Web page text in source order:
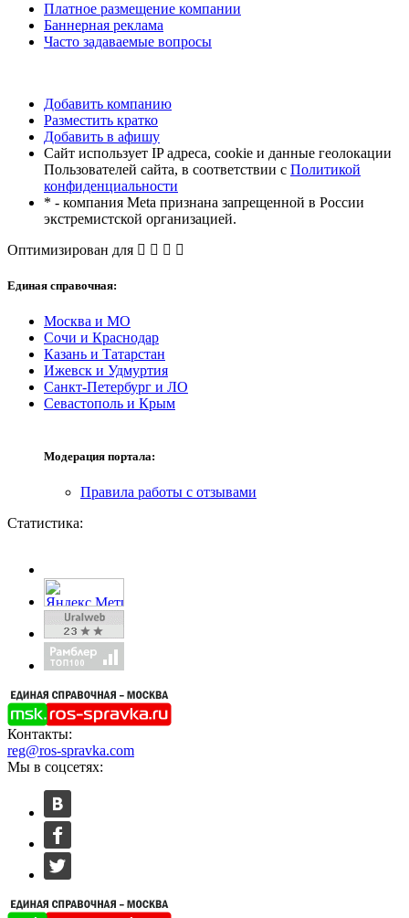
Платное размещение компании
Баннерная реклама
Часто задаваемые вопросы
Добавить компанию
Разместить кратко
Добавить в афишу
Сайт использует IP адреса, cookie и данные геолокации
Пользователей сайта, в соответствии с Политикой
конфиденциальности
* - компания Meta признана запрещенной в России
экстремистской организацией.
Оптимизирован для
Единая справочная:
Москва и МО
Сочи и Краснодар
Казань и Татарстан
Ижевск и Удмуртия
Санкт-Петербург и ЛО
Севастополь и Крым
Модерация портала:
Правила работы с отзывами
Статистика:
Контакты:
reg@ros-spravka.com
Мы в соцсетях: